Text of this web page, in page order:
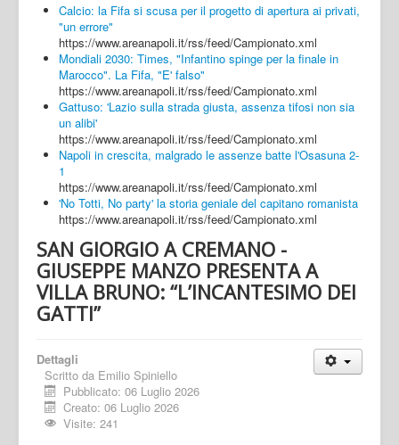
Calcio: la Fifa si scusa per il progetto di apertura ai privati,
"un errore"
https://www.areanapoli.it/rss/feed/Campionato.xml
Mondiali 2030: Times, "Infantino spinge per la finale in
Marocco". La Fifa, "E' falso"
https://www.areanapoli.it/rss/feed/Campionato.xml
Gattuso: 'Lazio sulla strada giusta, assenza tifosi non sia
un alibi'
https://www.areanapoli.it/rss/feed/Campionato.xml
Napoli in crescita, malgrado le assenze batte l'Osasuna 2-
1
https://www.areanapoli.it/rss/feed/Campionato.xml
'No Totti, No party' la storia geniale del capitano romanista
https://www.areanapoli.it/rss/feed/Campionato.xml
SAN GIORGIO A CREMANO -
GIUSEPPE MANZO PRESENTA A
VILLA BRUNO: “L’INCANTESIMO DEI
GATTI”
Dettagli
Scritto da Emilio Spiniello
Pubblicato: 06 Luglio 2026
Creato: 06 Luglio 2026
Visite: 241